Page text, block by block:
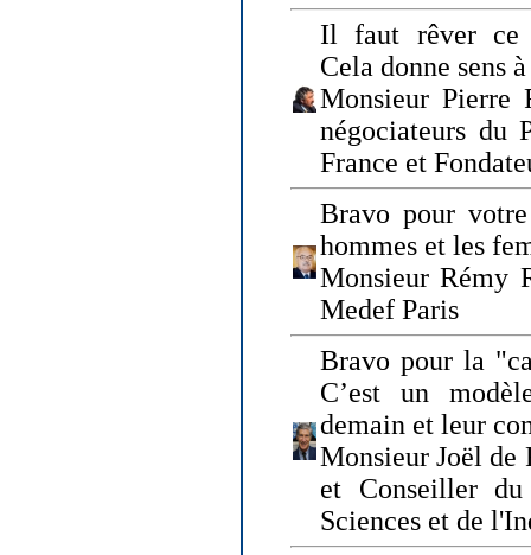
Il faut rêver ce
Cela donne sens
Monsieur Pierre
négociateurs du
France et
Bravo pour
hommes et les
Monsieur Rémy
Medef Paris
Bravo pour la
C’est un
demain et leur
Monsieur Joël de
et Conseiller
Sciences et de